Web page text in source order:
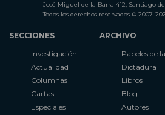
José Miguel de la Barra 412, Santiago
Todos los derechos reservados © 2007-
SECCIONES
Investigación
Actualidad
Columnas
Cartas
Especiales
ARCHIVO
Papeles de la
Dictadura
Libros
Blog
Autores